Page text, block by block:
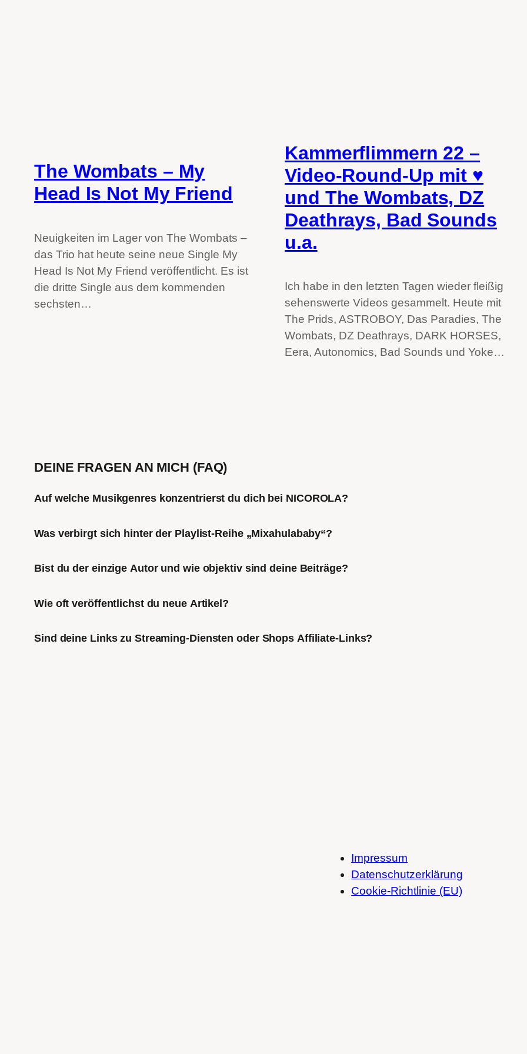
The Wombats – My
Head Is Not My Friend
Neuigkeiten im Lager von The Wombats –
das Trio hat heute seine neue Single My
Head Is Not My Friend veröffentlicht. Es ist
die dritte Single aus dem kommenden
sechsten…
Kammerflimmern 22 –
Video-Round-Up mit ♥
und The Wombats, DZ
Deathrays, Bad Sounds
u.a.
Ich habe in den letzten Tagen wieder fleißig
sehenswerte Videos gesammelt. Heute mit
The Prids, ASTROBOY, Das Paradies, The
Wombats, DZ Deathrays, DARK HORSES,
Eera, Autonomics, Bad Sounds und Yoke…
DEINE FRAGEN AN MICH (FAQ)
Auf welche Musikgenres konzentrierst du dich bei NICOROLA?
Was verbirgt sich hinter der Playlist-Reihe „Mixahulababy“?
Bist du der einzige Autor und wie objektiv sind deine Beiträge?
Wie oft veröffentlichst du neue Artikel?
Sind deine Links zu Streaming-Diensten oder Shops Affiliate-Links?
Impressum
Datenschutzerklärung
Cookie-Richtlinie (EU)